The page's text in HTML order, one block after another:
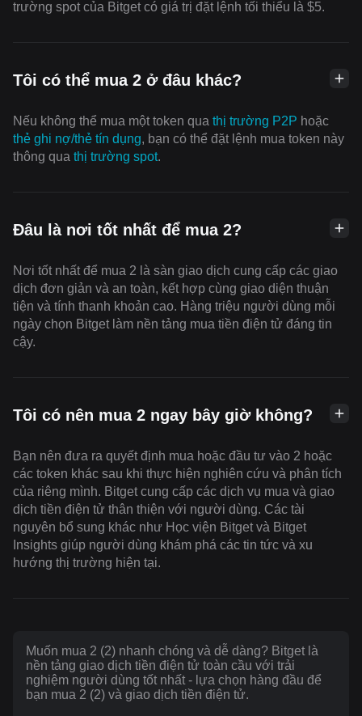
trường spot của Bitget có giá trị đặt lệnh tối thiểu là $5.
Tôi có thể mua 2 ở đâu khác?
Nếu không thể mua một token qua thị trường P2P hoặc
thẻ ghi nợ/thẻ tín dụng, bạn có thể đặt lệnh mua token này
thông qua thị trường spot.
Đâu là nơi tốt nhất để mua 2?
Nơi tốt nhất để mua 2 là sàn giao dịch cung cấp các giao
dịch đơn giản và an toàn, kết hợp cùng giao diện thuận
tiện và tính thanh khoản cao. Hàng triệu người dùng mỗi
ngày chọn Bitget làm nền tảng mua tiền điện tử đáng tin
cậy.
Tôi có nên mua 2 ngay bây giờ không?
Bạn nên đưa ra quyết định mua hoặc đầu tư vào 2 hoặc
các token khác sau khi thực hiện nghiên cứu và phân tích
của riêng mình. Bitget cung cấp các dịch vụ mua và giao
dịch tiền điện tử thân thiện với người dùng. Các tài
nguyên bổ sung khác như Học viện Bitget và Bitget
Insights giúp người dùng khám phá các tin tức và xu
hướng thị trường hiện tại.
Muốn mua 2 (2) nhanh chóng và dễ dàng? Bitget là
nền tảng giao dịch tiền điện tử toàn cầu với trải
nghiệm người dùng tốt nhất - lựa chọn hàng đầu để
bạn mua 2 (2) và giao dịch tiền điện tử.